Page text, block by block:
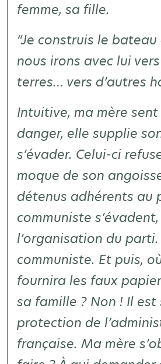
femme, sa fille.
“Je construis le
nous irons avec lui
terres… vers d’autres
Intuitive, ma mère
danger, elle supplie
s’évader. Celui-ci
moque de son
détenus adhérents au
communiste
l’organisation du parti.
communiste. Et puis,
fournira les faux
sa famille ? Non ! Il est
protection de
française. Ma mère